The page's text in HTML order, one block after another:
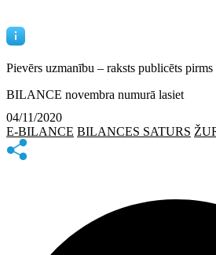
Pievērs uzmanību – raksts publicēts pirms
BILANCE novembra numurā lasiet
04/11/2020
E-BILANCE BILANCES SATURS